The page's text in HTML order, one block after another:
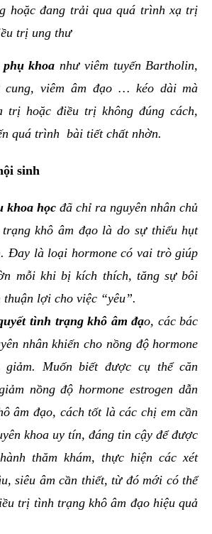
hoặc đang trải qua quá trình xạ trị
trị ung thư
phụ khoanhư viêm tuyến Bartholin,
cung, viêm âm đạo … kéo dài mà
trị hoặc điều trị không đúng cách,
quá trình bài tiết chất nhờn.
sinh
khoa họcđã chỉ ra nguyên nhân chủ
khô âm đạo là do sự thiếu hụt
Đay là loại hormone có vai trò giúp
mỗi khi bị kích thích, tăng sự bôi
lợi cho việc “yêu”.
tình trạng khô âm đạo, các bác
nhân khiến cho nồng độ hormone
Muốn biết được cụ thể căn
nồng độ hormone estrogen dẫn
âm đạo, cách tốt là các chị em cần
khoa uy tín, đáng tin cậy để được
thăm khám, thực hiện các xét
siêu âm cần thiết, từ đó mới có thể
trị tình trạng khô âm đạo hiệu quả